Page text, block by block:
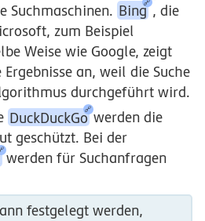
Suchmaschinen. Bing , die
zum Beispiel
Weise wie Google, zeigt
an, weil die Suche
durchgeführt wird.
DuckDuckGo werden die
geschützt. Bei der
werden für Suchanfragen
festgelegt werden,